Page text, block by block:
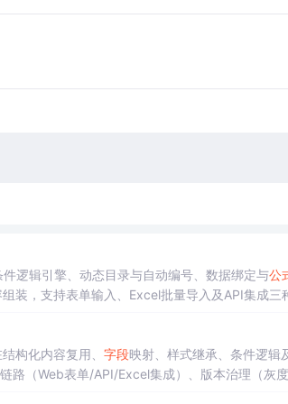
逻辑引擎、动态目录与自动编号、数据绑定与公
装，支持表单输入、Excel批量导入及API集成三
构化内容复用、 字段映射、样式继承、条件逻辑
路（Web表单/API/Excel集成）、版本治理（灰